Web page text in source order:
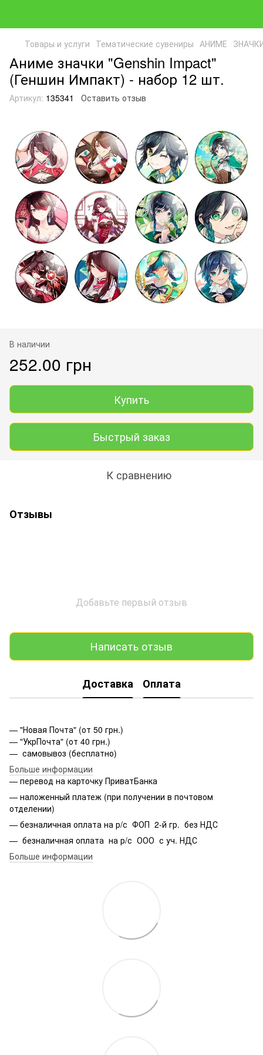
Товары и услуги Тематические сувениры АНИМЕ
Аниме значки "Genshin Impact"
(Геншин Импакт) - набор 12 шт.
Артикул: 135341 Оставить отзыв
В наличии
252.00 грн
Купить
Быстрый заказ
К сравнению
Отзывы
Добавьте первый отзыв
Написать отзыв
Доставка Оплата
— "Новая Почта" (от 50 грн.)
— "УкрПочта" (от 40 грн.)
— самовывоз (бесплатно)
Больше информации
— перевод на карточку ПриватБанка
— наложенный платеж (при получении в почтовом
отделении)
— безналичная оплата на р/с ФОП 2-й гр. без НДС
— безналичная оплата на р/с ООО с уч. НДС
Больше информации